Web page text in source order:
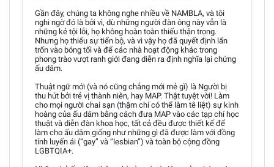
Gần đây, chúng ta không nghe nhiều về NAMBLA, và tôi
nghi ngờ đó là bởi vì, dù những người đàn ông này vẫn là
những kẻ tội lỗi, họ không hoàn toàn thiếu thận trọng.
Nhưng họ thiếu sự tiến bộ, và vì vậy họ đã quyết định lẩn
trốn vào bóng tối và để các nhà hoạt động khác trong
phong trào vượt ranh giới đang diễn ra định nghĩa lại chứng
ấu dâm.
Thuật ngữ mới (và nó cũng chẳng mới mẻ gì) là Người bị
thu hút bởi trẻ vị thành niên, hay MAP. Thật tuyệt vời! Làm
cho mọi người chai sạn (thậm chí có thể làm tê liệt) sự kinh
hoàng của ấu dâm bằng cách đưa MAP vào các tạp chí học
thuật và diễn đàn khoa học, tất cả đều được thiết kế để
làm cho ấu dâm giống như những gì đã được làm với đồng
tính luyến ái (“gay” và “lesbian”) và toàn bộ cộng đồng
LGBTQIA+.